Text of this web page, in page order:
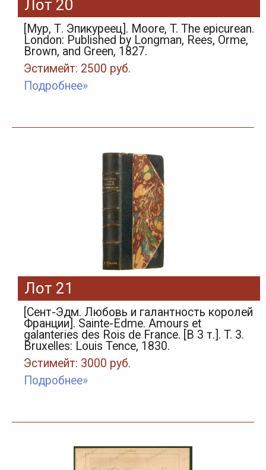
Лот 20
[Мур, Т. Эпикуреец]. Moore, T. The epicurean.
London: Published by Longman, Rees, Orme,
Brown, and Green, 1827.
Эстимейт: 2500 руб.
Подробнее»
Лот 21
[Сент-Эдм. Любовь и галантность королей
Франции]. Sainte-Edme. Amours et
galanteries des Rois de France. [В 3 т.]. T. 3.
Bruxelles: Louis Tence, 1830.
Эстимейт: 3000 руб.
Подробнее»